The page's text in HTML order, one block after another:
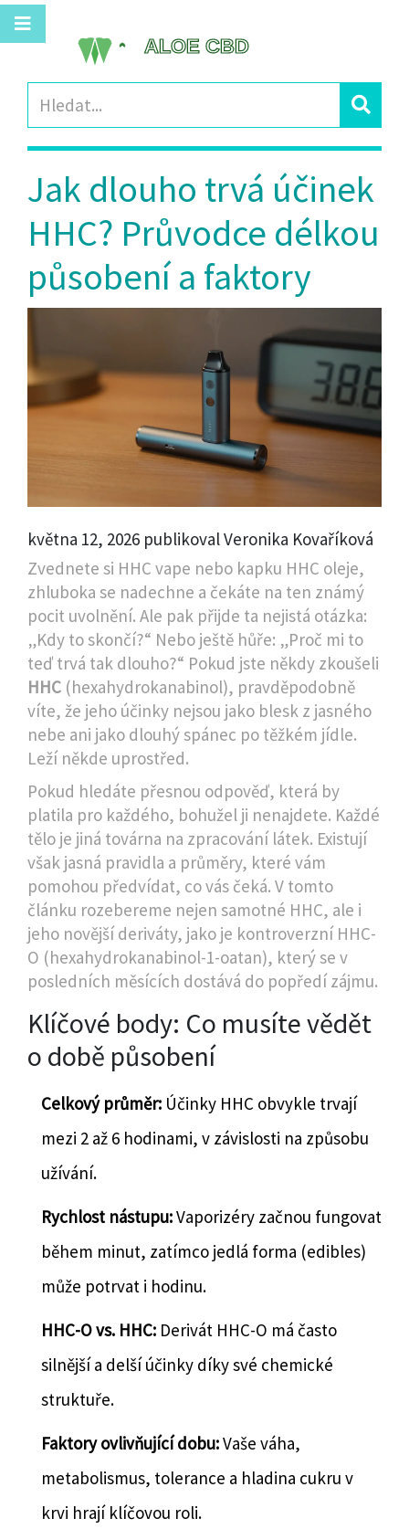
Jak dlouho trvá účinek
HHC? Průvodce délkou
působení a faktory
května 12, 2026 publikoval Veronika Kovaříková
Zvednete si HHC vape nebo kapku HHC oleje,
zhluboka se nadechne a čekáte na ten známý
pocit uvolnění. Ale pak přijde ta nejistá otázka:
„Kdy to skončí?“ Nebo ještě hůře: „Proč mi to
teď trvá tak dlouho?“ Pokud jste někdy zkoušeli
HHC (hexahydrokanabinol), pravděpodobně
víte, že jeho účinky nejsou jako blesk z jasného
nebe ani jako dlouhý spánec po těžkém jídle.
Leží někde uprostřed.
Pokud hledáte přesnou odpověď, která by
platila pro každého, bohužel ji nenajdete. Každé
tělo je jiná továrna na zpracování látek. Existují
však jasná pravidla a průměry, které vám
pomohou předvídat, co vás čeká. V tomto
článku rozebereme nejen samotné HHC, ale i
jeho novější deriváty, jako je kontroverzní HHC-
O (hexahydrokanabinol-1-oatan), který se v
posledních měsících dostává do popředí zájmu.
Klíčové body: Co musíte vědět
o době působení
Celkový průměr: Účinky HHC obvykle trvají
mezi 2 až 6 hodinami, v závislosti na způsobu
užívání.
Rychlost nástupu:Vaporizéry začnou fungovat
během minut, zatímco jedlá forma (edibles)
může potrvat i hodinu.
HHC-O vs. HHC: Derivát HHC-O má často
silnější a delší účinky díky své chemické
struktuře.
Faktory ovlivňující dobu:Vaše váha,
metabolismus, tolerance a hladina cukru v
krvi hrají klíčovou roli.